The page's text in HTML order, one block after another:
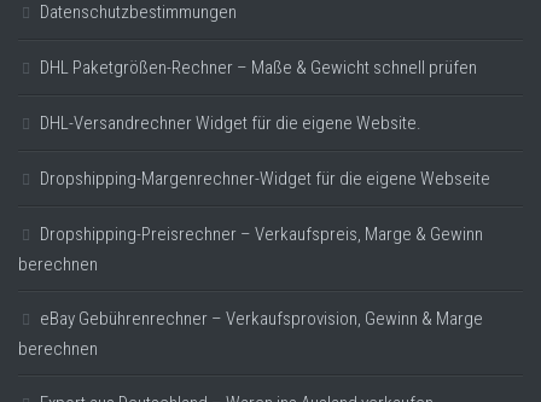
Datenschutzbestimmungen
DHL Paketgrößen-Rechner – Maße & Gewicht schnell prüfen
DHL-Versandrechner Widget für die eigene Website.
Dropshipping-Margenrechner-Widget für die eigene Webseite
Dropshipping-Preisrechner – Verkaufspreis, Marge & Gewinn
berechnen
eBay Gebührenrechner – Verkaufsprovision, Gewinn & Marge
berechnen